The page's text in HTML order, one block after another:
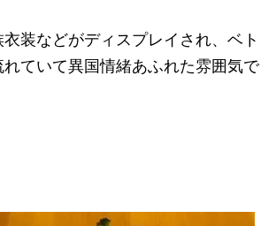
装などがディスプレイされ、ベト
ていて異国情緒あふれた雰囲気で